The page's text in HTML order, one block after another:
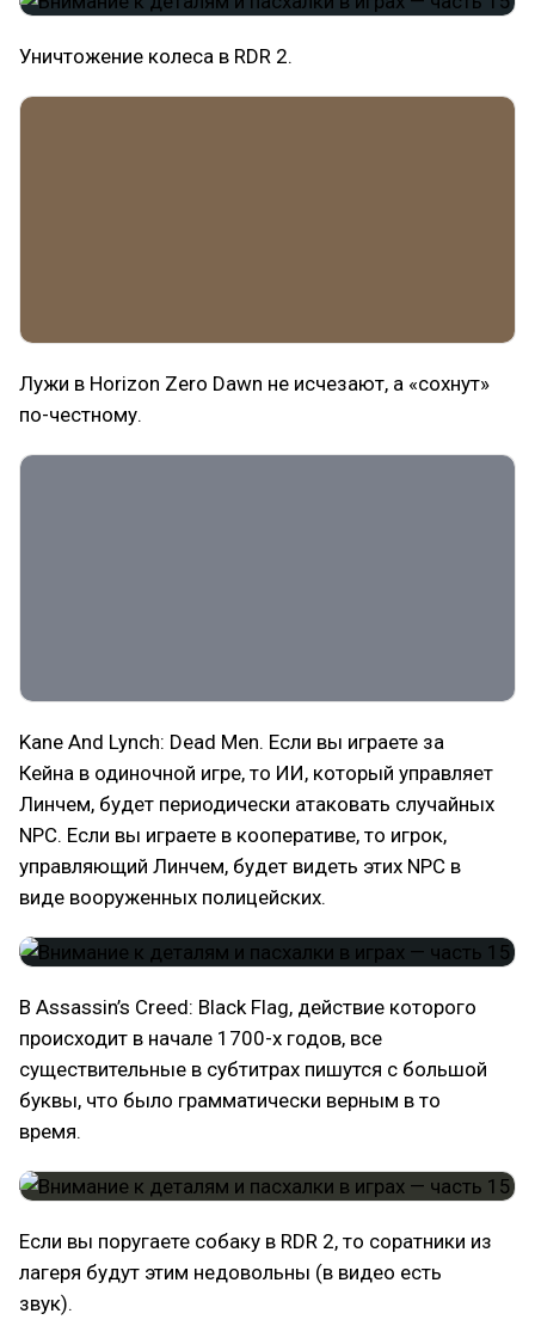
Уничтожение колеса в RDR 2.
Лужи в Horizon Zero Dawn не исчезают, а «сохнут»
по-честному.
Kane And Lynch: Dead Men. Если вы играете за
Кейна в одиночной игре, то ИИ, который управляет
Линчем, будет периодически атаковать случайных
NPC. Если вы играете в кооперативе, то игрок,
управляющий Линчем, будет видеть этих NPC в
виде вооруженных полицейских.
В Assassin’s Creed: Black Flag, действие которого
происходит в начале 1700-х годов, все
существительные в субтитрах пишутся с большой
буквы, что было грамматически верным в то
время.
Если вы поругаете собаку в RDR 2, то соратники из
лагеря будут этим недовольны (в видео есть
звук).